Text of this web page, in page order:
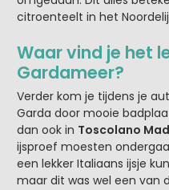
citroenteelt in het
Waar vind je het
Gardameer?
Verder kom je tijdens je
Garda door mooie
dan ook in Toscolano
ijsproef moesten
een lekker Italiaans ijsje
maar dit was wel een van